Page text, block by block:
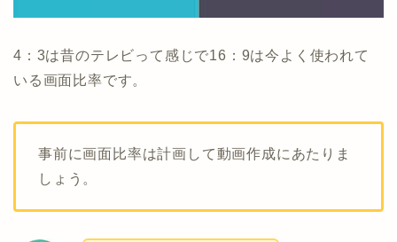
4：3は昔のテレビって感じで16：9は今よく使われて
いる画面比率です。
事前に画面比率は計画して動画作成にあたりま
しょう。